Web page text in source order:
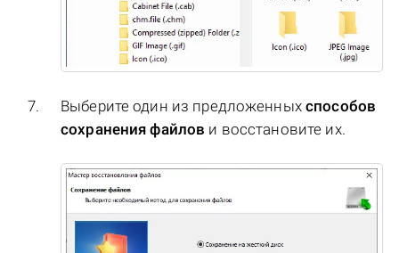
Выберите один из предложенных способов
сохранения файлов и восстановите их.